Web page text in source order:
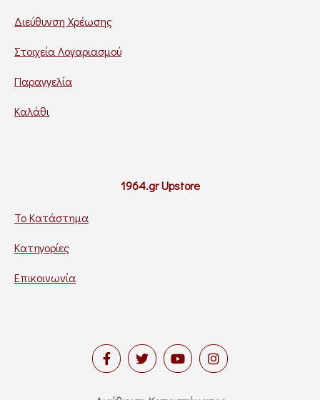
Διεύθυνση Χρέωσης
Στοιχεία Λογαριασμού
Παραγγελία
Καλάθι
1964.gr Upstore
Το Κατάστημα
Κατηγορίες
Επικοινωνία